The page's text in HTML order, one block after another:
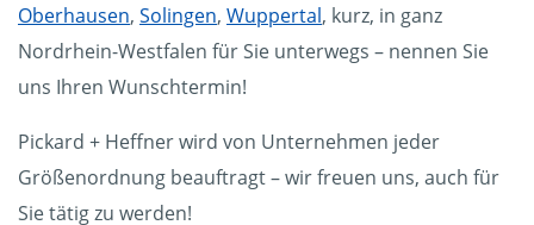
Oberhausen, Solingen, Wuppertal, kurz, in ganz
Nordrhein-Westfalen für Sie unterwegs – nennen Sie
uns Ihren Wunschtermin!
Pickard + Heffner wird von Unternehmen jeder
Größenordnung beauftragt – wir freuen uns, auch für
Sie tätig zu werden!